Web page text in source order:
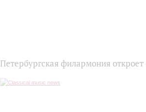
Петербургская филармония